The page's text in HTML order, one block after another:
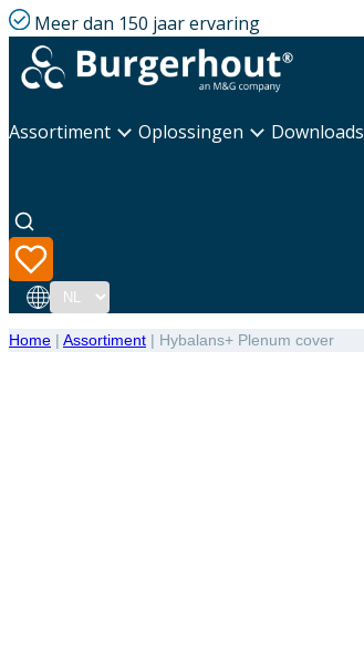
Meer dan 150 jaar ervaring
Assortiment Oplossingen Downloads
Taal
Home | Assortiment | Hybalans+ Plenum cover